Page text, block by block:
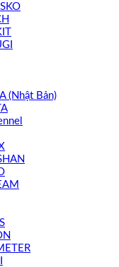
(Nhật Bản)